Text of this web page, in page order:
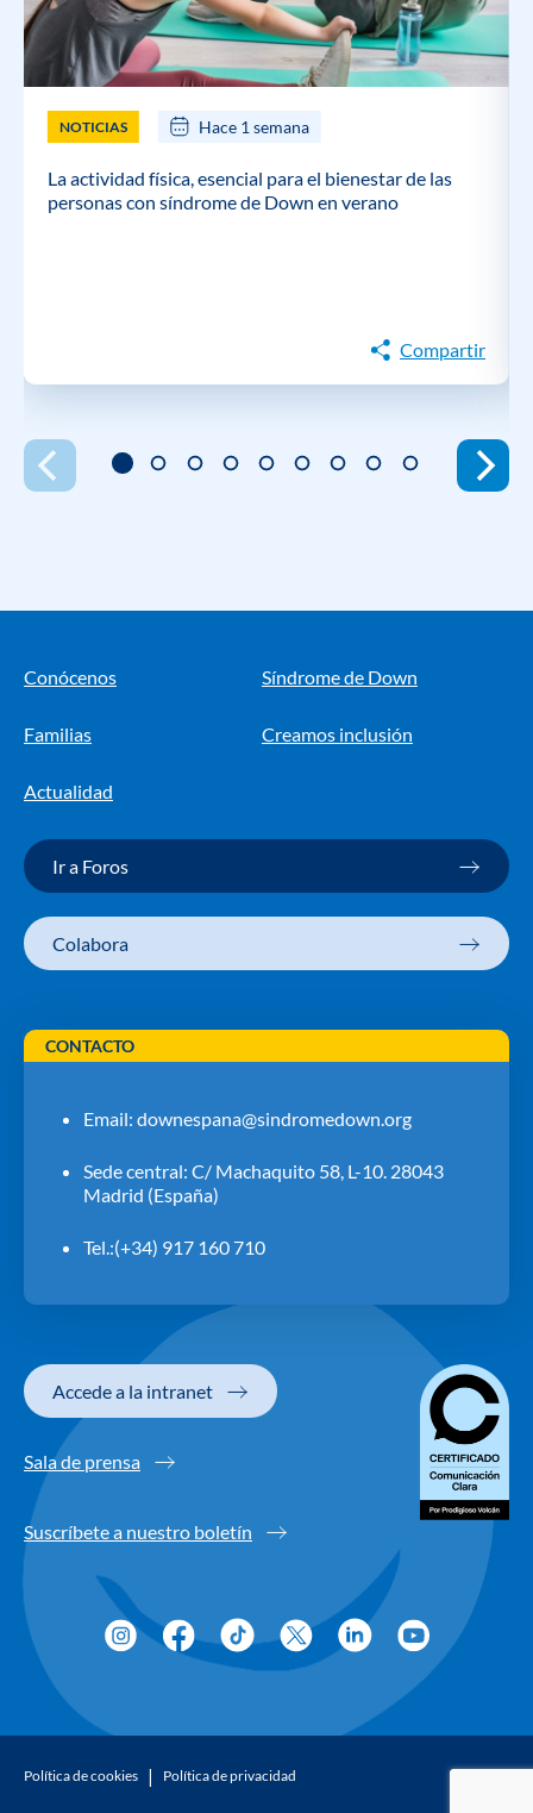
NOTICIAS Hace 1 semana
La actividad física, esencial para el bienestar de las
personas con síndrome de Down en verano
Compartir
Conócenos Síndrome de Down
Familias Creamos inclusión
Actualidad
Ir a Foros
Colabora
CONTACTO
Email: downespana@sindromedown.org
Sede central: C/ Machaquito 58, L-10. 28043
Madrid (España)
Tel.:(+34) 917 160 710
Accede a la intranet
Sala de prensa
Suscríbete a nuestro boletín
Política de cookies Política de privacidad